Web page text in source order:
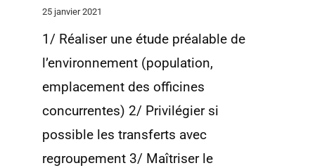
25 janvier 2021
1/ Réaliser une étude préalable de
l’environnement (population,
emplacement des officines
concurrentes) 2/ Privilégier si
possible les transferts avec
regroupement 3/ Maîtriser le